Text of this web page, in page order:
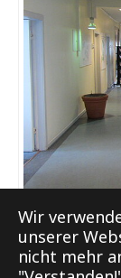
Wir
unserer
nicht mehr
Weg zum